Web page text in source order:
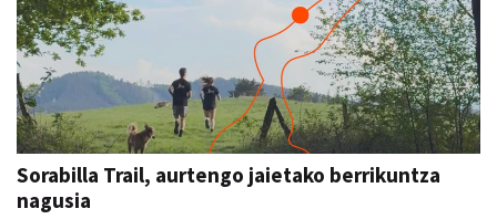
Sorabilla Trail, aurtengo jaietako berrikuntza
nagusia